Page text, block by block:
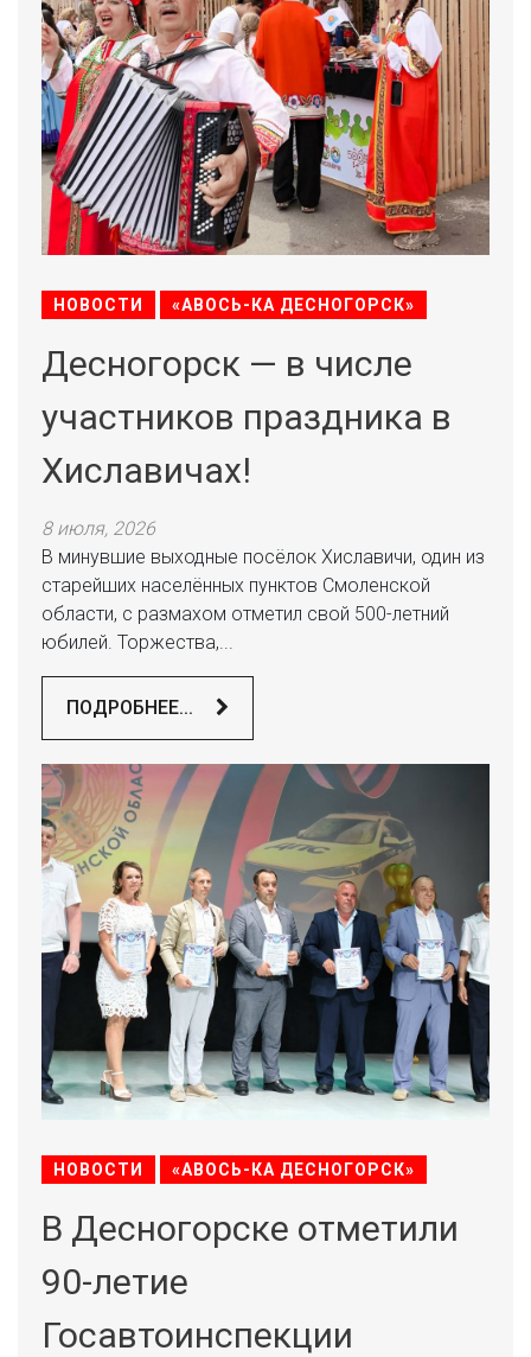
НОВОСТИ «АВОСЬ-КА ДЕСНОГОРСК»
Десногорск — в числе
участников праздника в
Хиславичах!
8 июля, 2026
В минувшие выходные посёлок Хиславичи, один из
старейших населённых пунктов Смоленской
области, с размахом отметил свой 500-летний
юбилей. Торжества,...
ПОДРОБНЕЕ...
НОВОСТИ «АВОСЬ-КА ДЕСНОГОРСК»
В Десногорске отметили
90-летие
Госавтоинспекции